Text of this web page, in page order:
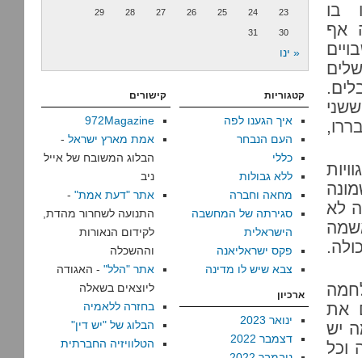
בו
אף
שמונה
לא
את
יש
וכל
23
24
25
26
27
28
29
30
31
« ינו
קטגוריות
איך הגענו לפה
העם הנבחר
כללי
ללא גבולות
מחאה וחברה
סגירתה של המחשבה
הישראלית
פקס ישראליאנה
צבא שיש לו מדינה
ארכיון
ינואר 2023
דצמבר 2022
קישורים
972Magazine
אמת מארץ ישראל -
הבלוג המשובח של אייל
ניב
אתר "דעת אמת" -
התנועה לשחרור מהדת,
לקידום הנאורות
וההשכלה
אתר "הלל" - האגודה
ליוצאים בשאלה
בחזרה ללאמיה
הבלוג של "יש דין"
הטלוויזיה החברתית